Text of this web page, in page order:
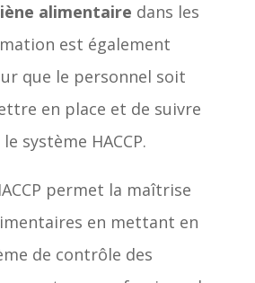
alimentaire dans les
est également
que le personnel soit
en place et de suivre
système HACCP.
permet la maîtrise
en mettant en
de contrôle des